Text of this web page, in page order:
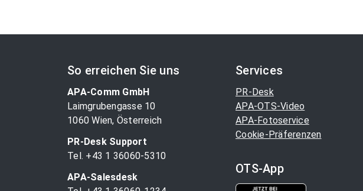
So erreichen Sie uns
APA-Comm GmbH
Laimgrubengasse 10
1060 Wien, Österreich
PR-Desk Support
Tel. +43 1 36060-5310
APA-Salesdesk
Services
PR-Desk
APA-OTS-Video
APA-Fotoservice
Cookie-Präferenzen
OTS-App